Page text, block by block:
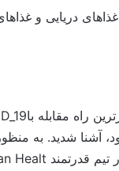
آشنا شدید. به